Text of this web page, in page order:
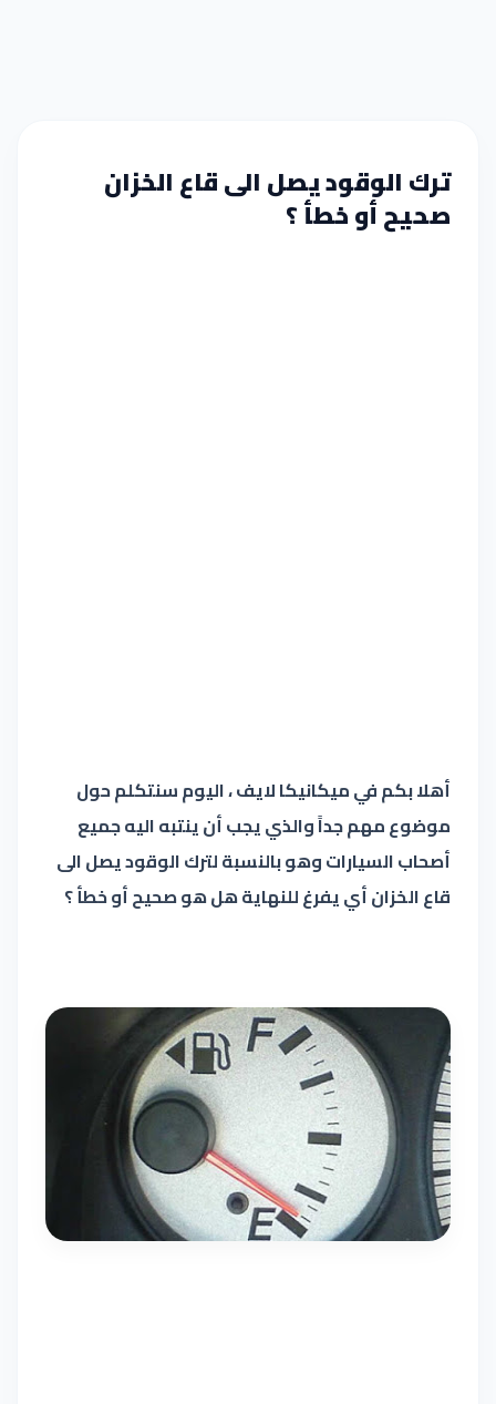
ترك الوقود يصل الى قاع الخزان
صحيح أو خطأ ؟
أهلا بكم في ميكانيكا لايف ، اليوم سنتكلم حول
موضوع مهم جداً والذي يجب أن ينتبه اليه جميع
أصحاب السيارات وهو بالنسبة لترك الوقود يصل الى
قاع الخزان أي يفرغ للنهاية هل هو صحيح أو خطأ ؟